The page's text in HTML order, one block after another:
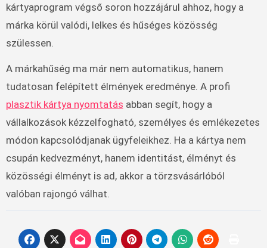
kártyaprogram végső soron hozzájárul ahhoz, hogy a
márka körül valódi, lelkes és hűséges közösség
szülessen.
A márkahűség ma már nem automatikus, hanem
tudatosan felépített élmények eredménye. A profi
plasztik kártya nyomtatás abban segít, hogy a
vállalkozások kézzelfogható, személyes és emlékezetes
módon kapcsolódjanak ügyfeleikhez. Ha a kártya nem
csupán kedvezményt, hanem identitást, élményt és
közösségi élményt is ad, akkor a törzsvásárlóból
valóban rajongó válhat.